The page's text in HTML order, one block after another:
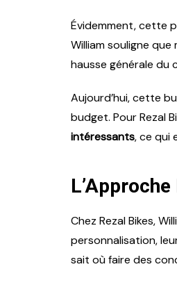
Évidemment, cette
William souligne que
hausse générale du
Aujourd’hui, cette
budget. Pour Rezal
intéressants, ce qui
Chez Rezal Bikes,
personnalisation,
sait où faire des